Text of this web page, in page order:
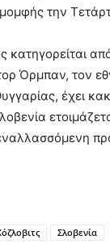
την
κατηγορείται
Όρμπαν, τον
έχει
Σλοβενία